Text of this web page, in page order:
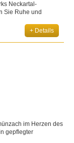
Neckartal-
Sie Ruhe und
+ Details
im Herzen des
gepflegter